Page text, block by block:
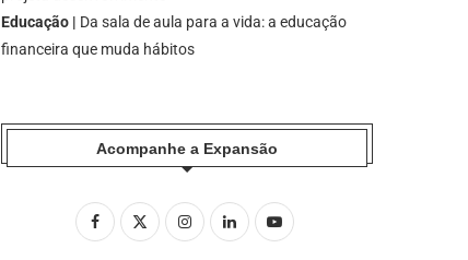
Educação | Da sala de aula para a vida: a educação
financeira que muda hábitos
Acompanhe a Expansão